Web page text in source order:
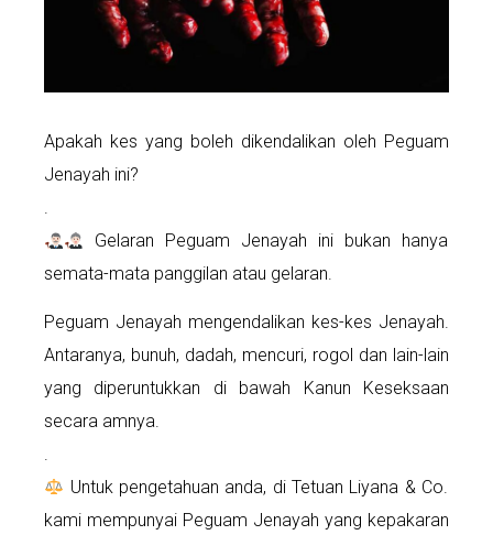
Apakah kes yang boleh dikendalikan oleh Peguam
Jenayah ini?
.
Gelaran Peguam Jenayah ini bukan hanya
semata-mata panggilan atau gelaran.
Peguam Jenayah mengendalikan kes-kes Jenayah.
Antaranya, bunuh, dadah, mencuri, rogol dan lain-lain
yang diperuntukkan di bawah Kanun Keseksaan
secara amnya.
.
Untuk pengetahuan anda, di Tetuan Liyana & Co.
kami mempunyai Peguam Jenayah yang kepakaran